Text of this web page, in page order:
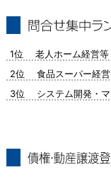
1位 老人ホーム経営等
2位 食品スーパー経営
3位 システム開発・マ